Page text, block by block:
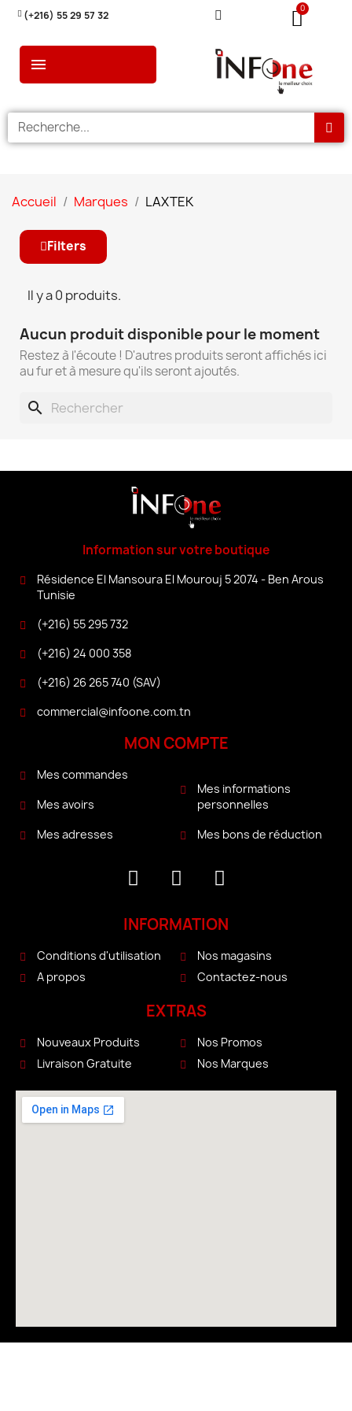
(+216) 55 29 57 32
Accueil Marques LAXTEK
Filters
Il y a 0 produits.
Aucun produit disponible pour le moment
Restez à l'écoute ! D'autres produits seront affichés ici
au fur et à mesure qu'ils seront ajoutés.
search
Information sur votre boutique
Résidence El Mansoura El Mourouj 5 2074 - Ben Arous
Tunisie
(+216) 55 295 732
(+216) 24 000 358
(+216) 26 265 740 (SAV)
commercial@infoone.com.tn
MON COMPTE
Mes commandes
Mes avoirs
Mes adresses
Mes informations
personnelles
Mes bons de réduction
INFORMATION
Conditions d'utilisation
A propos
Nos magasins
Contactez-nous
EXTRAS
Nouveaux Produits
Livraison Gratuite
Nos Promos
Nos Marques